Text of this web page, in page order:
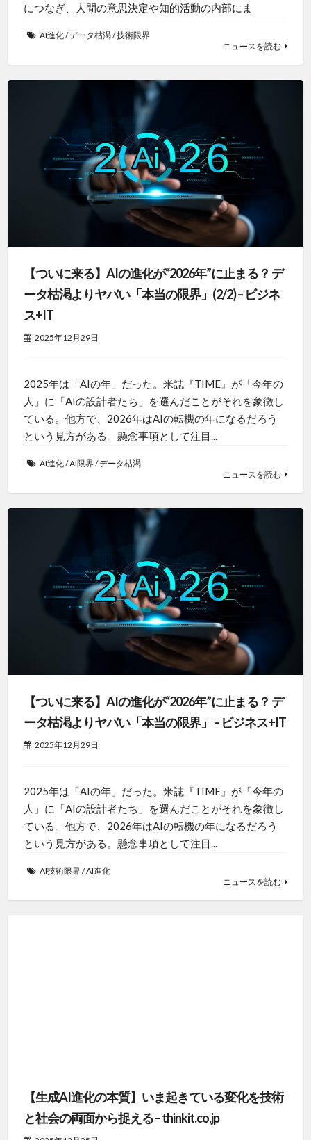
につなぎ、人間の意思決定や知的活動の内部にま
AI進化/データ枯渇/技術限界
ニュースを読む
【ついに来る】AIの進化が“2026年”に止まる？ デ
ータ枯渇よりヤバい「本当の限界」(2/2) – ビジネ
ス+IT
2025年12月29日
2025年は「AIの年」だった。米誌『TIME』が「今年の
人」に「AIの設計者たち」を選んだことがそれを象徴し
ている。他方で、2026年はAIの転機の年になるだろう
という見方がある。懸念事項として注目...
AI進化/AI限界/データ枯渇
ニュースを読む
【ついに来る】AIの進化が“2026年”に止まる？ デ
ータ枯渇よりヤバい「本当の限界」 – ビジネス+IT
2025年12月29日
2025年は「AIの年」だった。米誌『TIME』が「今年の
人」に「AIの設計者たち」を選んだことがそれを象徴し
ている。他方で、2026年はAIの転機の年になるだろう
という見方がある。懸念事項として注目...
AI技術限界/AI進化
ニュースを読む
【生成AI進化の本質】いま起きている変化を技術
と社会の両面から捉える – thinkit.co.jp